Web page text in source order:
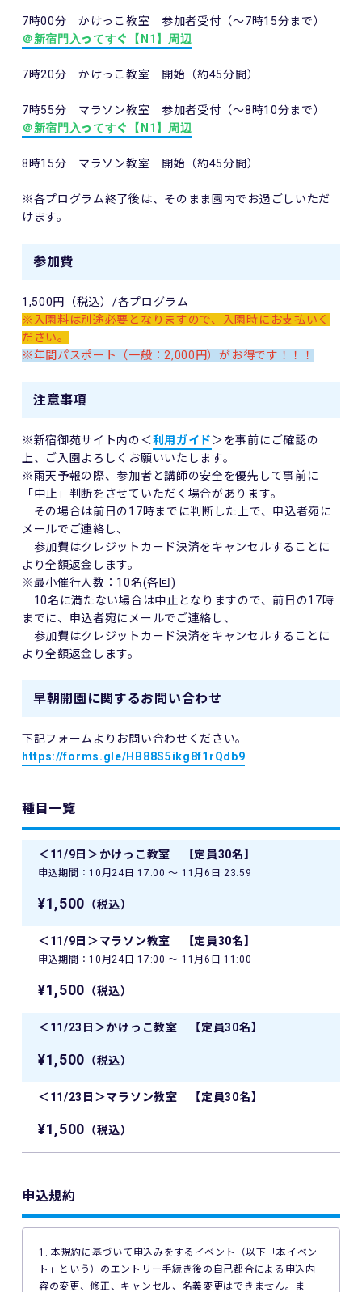
7時00分 かけっこ教室 参加者受付（～7時15分まで）
＠新宿門入ってすぐ【N1】周辺
7時20分 かけっこ教室 開始（約45分間）
7時55分 マラソン教室 参加者受付（～8時10分まで）
＠新宿門入ってすぐ【N1】周辺
8時15分 マラソン教室 開始（約45分間）
※各プログラム終了後は、そのまま園内でお過ごしいただ
けます。
参加費
1,500円（税込）/各プログラム
※入園料は別途必要となりますので、入園時にお支払いく
ださい。
※年間パスポート（一般：2,000円）がお得です！！！
注意事項
※新宿御苑サイト内の＜利用ガイド＞を事前にご確認の
上、ご入園よろしくお願いいたします。
※雨天予報の際、参加者と講師の安全を優先して事前に
「中止」判断をさせていただく場合があります。
その場合は前日の17時までに判断した上で、申込者宛に
メールでご連絡し、
参加費はクレジットカード決済をキャンセルすることに
より全額返金します。
※最小催行人数：10名(各回)
10名に満たない場合は中止となりますので、前日の17時
までに、申込者宛にメールでご連絡し、
参加費はクレジットカード決済をキャンセルすることに
より全額返金します。
早朝開園に関するお問い合わせ
下記フォームよりお問い合わせください。
https://forms.gle/HB88S5ikg8f1rQdb9
種目一覧
＜11/9日＞かけっこ教室 【定員30名】
申込期間：10月24日 17:00 〜 11月6日 23:59
¥1,500 （税込）
＜11/9日＞マラソン教室 【定員30名】
申込期間：10月24日 17:00 〜 11月6日 11:00
¥1,500 （税込）
＜11/23日＞かけっこ教室 【定員30名】
¥1,500 （税込）
＜11/23日＞マラソン教室 【定員30名】
¥1,500 （税込）
申込規約
1. 本規約に基づいて申込みをするイベント（以下「本イベン
ト」という）のエントリー手続き後の自己都合による申込内
容の変更、修正、キャンセル、名義変更はできません。ま